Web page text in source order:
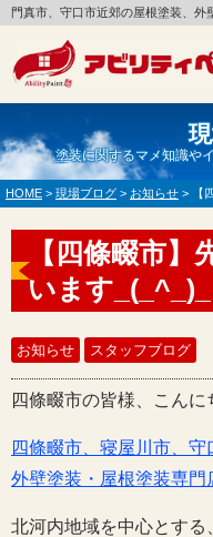
門真市、守口市近郊の屋根塗装、
塗装に関するマメ知識や
HOME > 現場ブログ > お知らせ > 【
【四條畷市
います_(_^_)_
お知らせ スタッフブログ
四條畷市の皆様、こんに
四條畷市、寝屋川市、
外壁塗装・屋根塗装専門
北河内地域を中心とす